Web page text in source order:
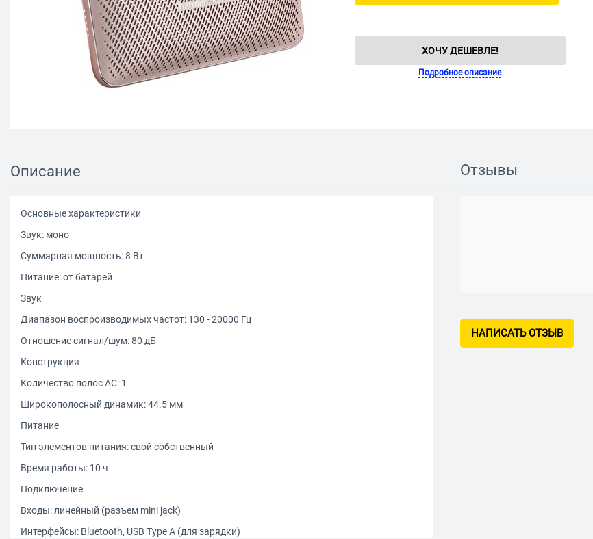
ХОЧУ ДЕШЕВЛЕ!
Подробное описание
Описание
Основные характеристики
Звук: моно
Суммарная мощность: 8 Вт
Питание: от батарей
Звук
Диапазон воспроизводимых частот: 130 - 20000 Гц
Отношение сигнал/шум: 80 дБ
Конструкция
Количество полос AC: 1
Широкополосный динамик: 44.5 мм
Питание
Тип элементов питания: свой собственный
Время работы: 10 ч
Подключение
Входы: линейный (разъем mini jack)
Интерфейсы: Bluetooth, USB Type A (для зарядки)
Отзывы
НАПИСАТЬ ОТЗЫВ